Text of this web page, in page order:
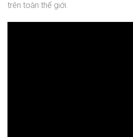
trên toàn thế giới.